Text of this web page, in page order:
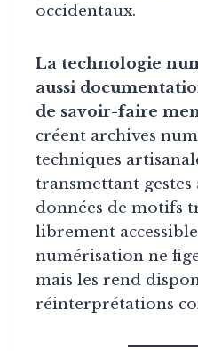
occidentaux.
La technologie
aussi
de savoir-faire
créent archives
techniques
transmettant gestes
données de motifs
librement
numérisation ne
mais les rend
réinterprétations